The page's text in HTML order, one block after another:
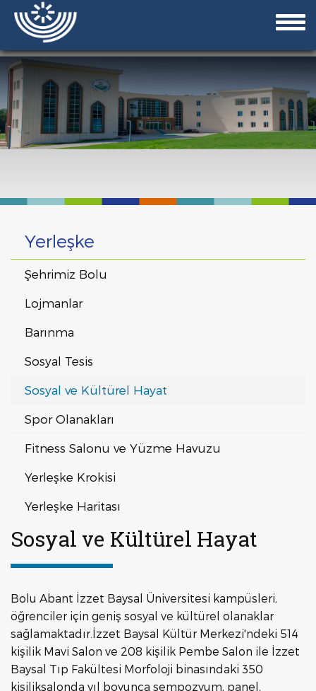
Yerleşke
Şehrimiz Bolu
Lojmanlar
Barınma
Sosyal Tesis
Sosyal ve Kültürel Hayat
Spor Olanakları
Fitness Salonu ve Yüzme Havuzu
Yerleşke Krokisi
Yerleşke Haritası
Sosyal ve Kültürel Hayat
Bolu Abant İzzet Baysal Üniversitesi kampüsleri,
öğrenciler için geniş sosyal ve kültürel olanaklar
sağlamaktadır.İzzet Baysal Kültür Merkezi'ndeki 514
kişilik Mavi Salon ve 208 kişilik Pembe Salon ile İzzet
Baysal Tıp Fakültesi Morfoloji binasındaki 350
kişiliksalonda yıl boyunca sempozyum, panel,